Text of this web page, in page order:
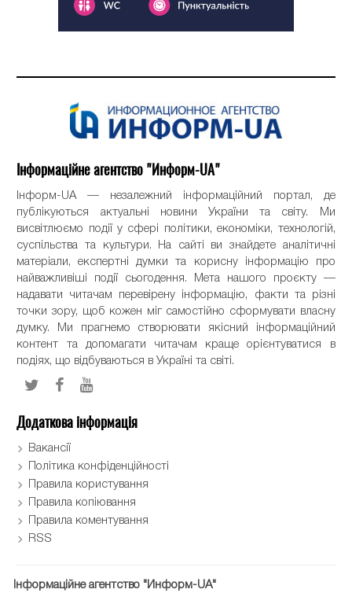
Інформаційне агентство "Информ-UA"
Інформ-UA — незалежний інформаційний портал, де
публікуються актуальні новини України та світу. Ми
висвітлюємо події у сфері політики, економіки, технологій,
суспільства та культури. На сайті ви знайдете аналітичні
матеріали, експертні думки та корисну інформацію про
найважливіші події сьогодення. Мета нашого проєкту —
надавати читачам перевірену інформацію, факти та різні
точки зору, щоб кожен міг самостійно сформувати власну
думку. Ми прагнемо створювати якісний інформаційний
контент та допомагати читачам краще орієнтуватися в
подіях, що відбуваються в Україні та світі.
Додаткова інформація
Вакансії
Політика конфіденційності
Правила користування
Правила копіювання
Правила коментування
RSS
Інформаційне агентство "Информ-UA"